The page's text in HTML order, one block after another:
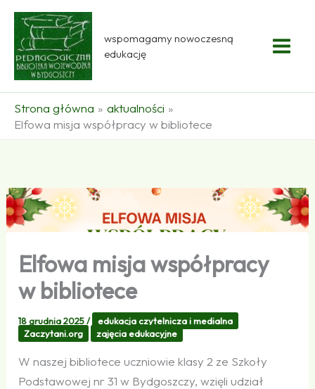
Przejdź
treści
wspomagamy nowoczesną
edukację
Strona główna
aktualności
Elfowa misja współpracy w bibliotece
Elfowa misja współpracy
w bibliotece
18 grudnia 2025/
edukacja czytelnicza i medialna
Zaczytani.org
zajęcia edukacyjne
W naszej bibliotece uczniowie klasy 2 ze Szkoły
Podstawowej nr 31 w Bydgoszczy, wzięli udział